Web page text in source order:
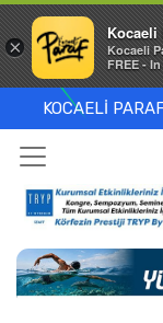
KOCAELİ
×
Kocaeli
Kocaeli
FREE -